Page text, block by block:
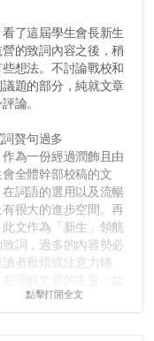
這屆學生會長新生
營的致詞內容之後，稍
些想法。不討論戰校和
議題的部分，純就文章
論。
詞贅句過多
一份經過潤飾且由
會全體幹部校稿的文
在詞語的選用以及流暢
有很大的進步空間。再
此文作為「新生」領航
致詞，過多的內容勢必
讀者厭煩或注意力轉
的話）前就失去興趣。
點擊打開全文